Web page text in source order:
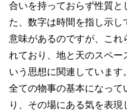
合いを持っておらず性質と
た、数字は時間を指し示し
意味があるのですが、これ
れており、地と天のスペー
いう思想に関連していま
全ての物事の基本になって
り、その場にある気を表